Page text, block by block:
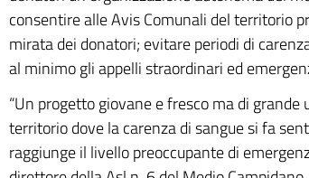
consentire alle Avis Comunali del territorio
mirata dei donatori; evitare periodi di
al minimo gli appelli straordinari ed
“Un progetto giovane e fresco ma di
territorio dove la carenza di sangue si fa
raggiunge il livello preoccupante di